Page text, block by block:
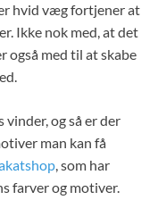
hvid væg fortjener at
Ikke nok med, at det
også med til at skabe
og så er der
man kan få
, som har
farver og motiver.